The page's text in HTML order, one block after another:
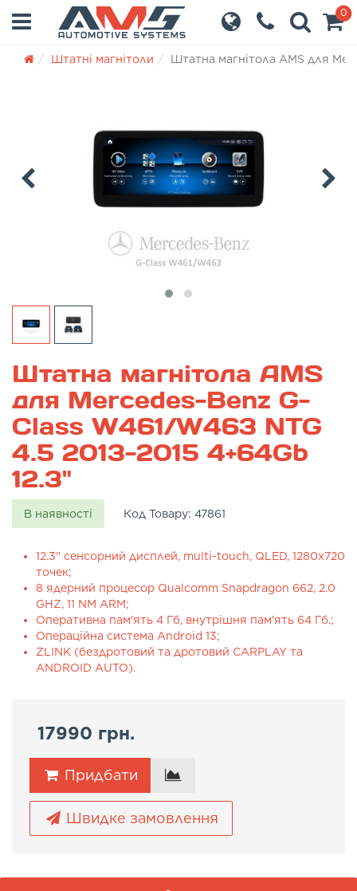
0
Штатні магнітоли Штатна магнітола AMS для
Штатна магнітола AMS
для Mercedes-Benz G-
Class W461/W463 NTG
4.5 2013-2015 4+64Gb
12.3"
В наявності Код Товару: 47861
12.3" сенсорний дисплей, multi-touch, QLED, 1280x720
точек;
8 ядерний процесор Qualcomm Snapdragon 662, 2.0
GHZ, 11 NM ARM;
Оперативна пам'ять 4 Гб, внутрішня пам'ять 64 Гб.;
Операційна система Android 13;
ZLINK (бездротовий та дротовий CARPLAY та
ANDROID AUTO).
17990 грн.
Придбати
Швидке замовлення